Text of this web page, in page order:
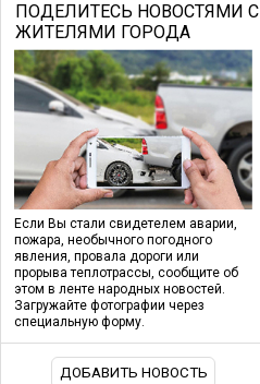
ПОДЕЛИТЕСЬ НОВОСТЯМИ С
ЖИТЕЛЯМИ ГОРОДА
Если Вы стали свидетелем аварии,
пожара, необычного погодного
явления, провала дороги или
прорыва теплотрассы, сообщите об
этом в ленте народных новостей.
Загружайте фотографии через
специальную форму.
ДОБАВИТЬ НОВОСТЬ